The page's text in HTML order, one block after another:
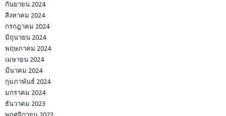
กันยายน 2024
สิงหาคม 2024
กรกฎาคม 2024
มิถุนายน 2024
พฤษภาคม 2024
เมษายน 2024
มีนาคม 2024
กุมภาพันธ์ 2024
มกราคม 2024
ธันวาคม 2023